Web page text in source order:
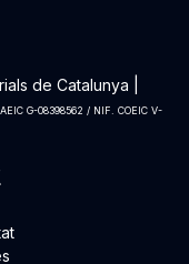
de Catalunya |
G-08398562 / NIF. COEIC V-